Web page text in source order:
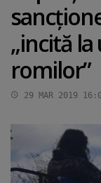
„incită
romilor”
29 MAR 2019